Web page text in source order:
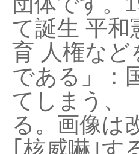
て誕生 平和
育 人権など
である」：
てしまう、
る。画像は
｢核威嚇｣す